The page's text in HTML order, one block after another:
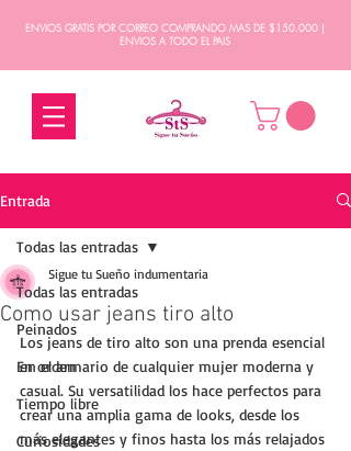
ENVIOS GRATIS POR CORREO COMPRANDO MAS DE $150.000 |
ENVIOS A TODO EL PAIS
Entrada
Todas las entradas
Peinados
En orden
Tiempo libre
Curiosidades
Todas las entradas
Como usar jeans tiro alto
Sigue tu Sueño indumentaria
Los jeans de tiro alto son una prenda esencial
en el armario de cualquier mujer moderna y
casual. Su versatilidad los hace perfectos para
crear una amplia gama de looks, desde los
más elegantes y finos hasta los más relajados